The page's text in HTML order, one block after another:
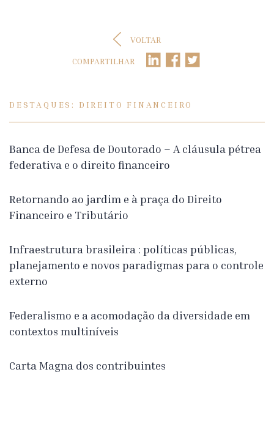
VOLTAR
COMPARTILHAR
DESTAQUES: DIREITO FINANCEIRO
Banca de Defesa de Doutorado – A cláusula pétrea
federativa e o direito financeiro
Retornando ao jardim e à praça do Direito
Financeiro e Tributário
Infraestrutura brasileira : políticas públicas,
planejamento e novos paradigmas para o controle
externo
Federalismo e a acomodação da diversidade em
contextos multiníveis
Carta Magna dos contribuintes